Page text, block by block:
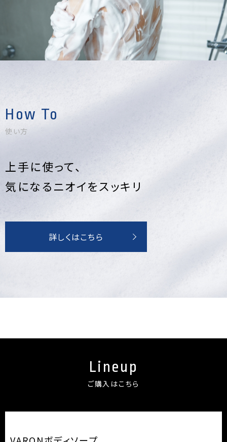
How To
使い方
上手に使って、
気になるニオイをスッキリ
詳しくはこちら
Lineup
ご購入はこちら